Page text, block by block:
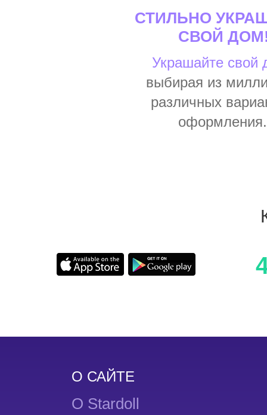
СТИЛЬНО
СВОЙ
Украшайте свой
выбирая из
различных
оформления.
О САЙТЕ
О Stardoll